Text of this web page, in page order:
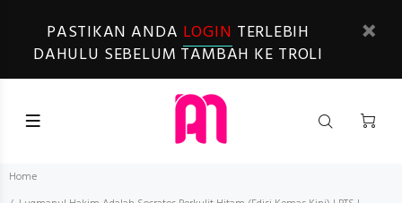
PASTIKAN ANDA LOGIN TERLEBIH
DAHULU SEBELUM TAMBAH KE TROLI
Home